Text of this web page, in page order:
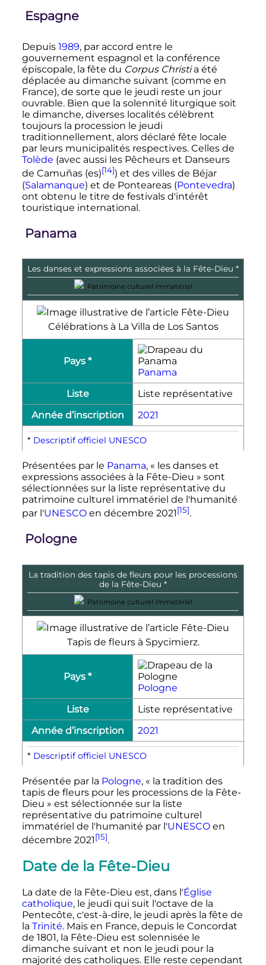
Espagne
Depuis 1989, par accord entre le
gouvernement espagnol et la conférence
épiscopale, la fête du Corpus Christia été
déplacée au dimanche suivant (comme en
France), de sorte que le jeudi reste un jour
ouvrable. Bien que la solennité liturgique soit
le dimanche, diverses localités célèbrent
toujours la procession le jeudi
traditionnellement, alors déclaré fête locale
par leurs municipalités respectives. Celles de
Tolède (avec aussi les Pêcheurs et Danseurs
de Camuñas (es)[14]) et des villes de Béjar
(Salamanque) et de Ponteareas (Pontevedra)
ont obtenu le titre de festivals d'intérêt
touristique international.
Panama
Les danses et expressions associées à la Fête-Dieu *
Patrimoine culturel immatériel
Célébrations à La Villa de Los Santos
Pays *
Panama
Liste
Liste représentative
Année d’inscription
2021
* Descriptif officiel UNESCO
Présentées par le Panama, « les danses et
expressions associées à la Fête-Dieu » sont
sélectionnées sur la liste représentative du
patrimoine culturel immatériel de l'humanité
par l'UNESCOen décembre 2021[15].
Pologne
La tradition des tapis de fleurs pour les processions
de la Fête-Dieu *
Patrimoine culturel immatériel
Tapis de fleurs à Spycimierz.
Pays *
Pologne
Liste
Liste représentative
Année d’inscription
2021
* Descriptif officiel UNESCO
Présentée par la Pologne, « la tradition des
tapis de fleurs pour les processions de la Fête-
Dieu » est sélectionnée sur la liste
représentative du patrimoine culturel
immatériel de l'humanité par l'UNESCOen
décembre 2021[15].
Date de la Fête-Dieu
La date de la Fête-Dieu est, dans l'Église
catholique, le jeudi qui suit l'octave de la
Pentecôte, c'est-à-dire, le jeudi après la fête de
la Trinité. Mais en France, depuis le Concordat
de 1801, la Fête-Dieu est solennisée le
dimanche suivant et non le jeudi pour la
majorité des catholiques. Elle reste cependant